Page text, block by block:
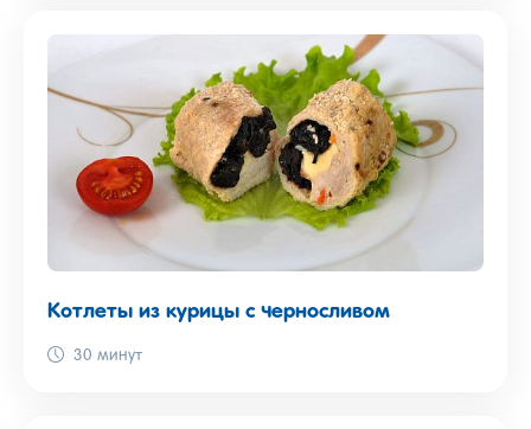
Котлеты из курицы с черносливом
30 минут